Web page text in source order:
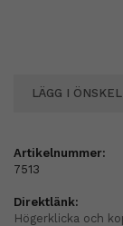
LÄGG I
Artikelnummer:
7513
Direktlänk:
Högerklicka och